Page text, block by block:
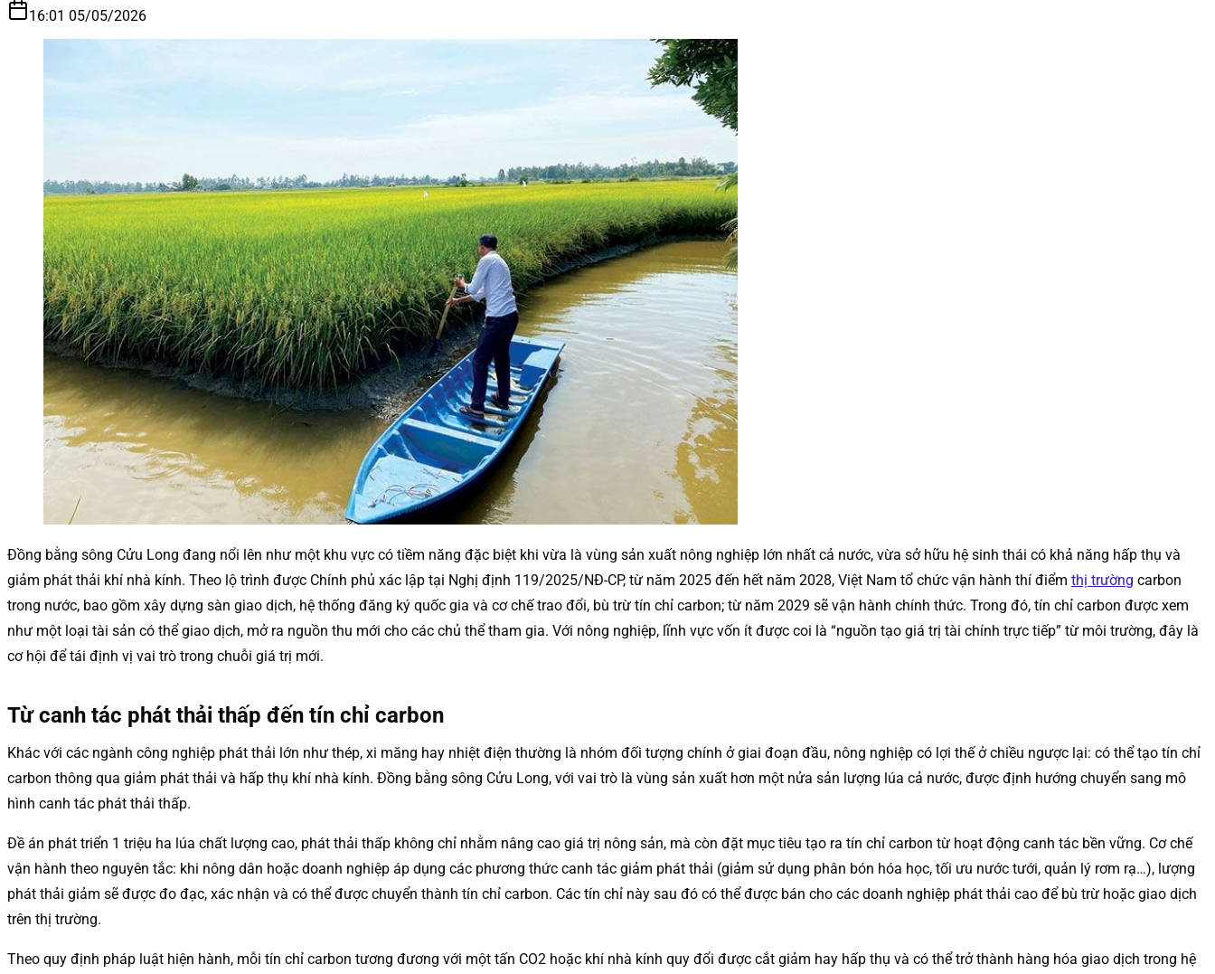
16:01 05/05/2026
Đồng bằng sông Cửu Long đang nổi lên như một khu vực có tiềm năng đặc biệt khi vừa là vùng sản xuất nông nghiệp lớn nhất cả nước, vừa sở hữu hệ sinh thái có khả năng hấp thụ và
giảm phát thải khí nhà kính. Theo lộ trình được Chính phủ xác lập tại Nghị định 119/2025/NĐ-CP, từ năm 2025 đến hết năm 2028, Việt Nam tổ chức vận hành thí điểm thị trường carbon
trong nước, bao gồm xây dựng sàn giao dịch, hệ thống đăng ký quốc gia và cơ chế trao đổi, bù trừ tín chỉ carbon; từ năm 2029 sẽ vận hành chính thức. Trong đó, tín chỉ carbon được xem
như một loại tài sản có thể giao dịch, mở ra nguồn thu mới cho các chủ thể tham gia. Với nông nghiệp, lĩnh vực vốn ít được coi là “nguồn tạo giá trị tài chính trực tiếp” từ môi trường, đây là
cơ hội để tái định vị vai trò trong chuỗi giá trị mới.
Từ canh tác phát thải thấp đến tín chỉ carbon
Khác với các ngành công nghiệp phát thải lớn như thép, xi măng hay nhiệt điện thường là nhóm đối tượng chính ở giai đoạn đầu, nông nghiệp có lợi thế ở chiều ngược lại: có thể tạo tín chỉ
carbon thông qua giảm phát thải và hấp thụ khí nhà kính. Đồng bằng sông Cửu Long, với vai trò là vùng sản xuất hơn một nửa sản lượng lúa cả nước, được định hướng chuyển sang mô
hình canh tác phát thải thấp.
Đề án phát triển 1 triệu ha lúa chất lượng cao, phát thải thấp không chỉ nhằm nâng cao giá trị nông sản, mà còn đặt mục tiêu tạo ra tín chỉ carbon từ hoạt động canh tác bền vững. Cơ chế
vận hành theo nguyên tắc: khi nông dân hoặc doanh nghiệp áp dụng các phương thức canh tác giảm phát thải (giảm sử dụng phân bón hóa học, tối ưu nước tưới, quản lý rơm rạ…), lượng
phát thải giảm sẽ được đo đạc, xác nhận và có thể được chuyển thành tín chỉ carbon. Các tín chỉ này sau đó có thể được bán cho các doanh nghiệp phát thải cao để bù trừ hoặc giao dịch
trên thị trường.
Theo quy định pháp luật hiện hành, mỗi tín chỉ carbon tương đương với một tấn CO2 hoặc khí nhà kính quy đổi được cắt giảm hay hấp thụ và có thể trở thành hàng hóa giao dịch trong hệ